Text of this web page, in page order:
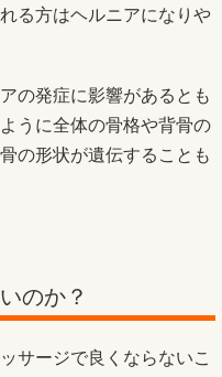
る方はヘルニアになりや
の発症に影響があるとも
うに全体の骨格や背骨の
の形状が遺伝することも
のか？
サージで良くならないこ